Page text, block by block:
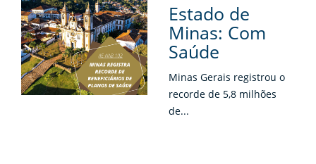
Estado de
Minas: Com
Saúde
Minas Gerais registrou o
recorde de 5,8 milhões
de...